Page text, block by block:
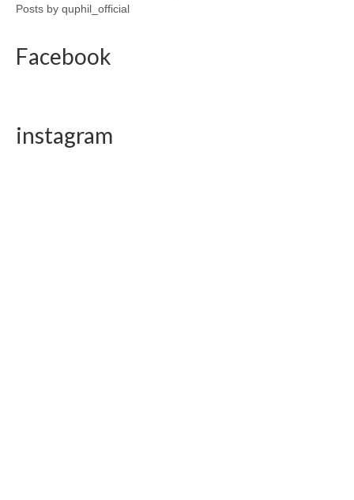
Posts by quphil_official
Facebook
instagram